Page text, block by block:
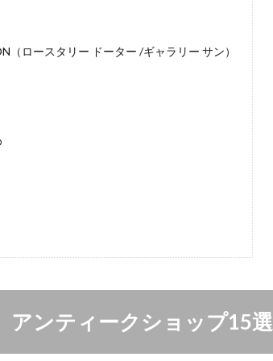
（ロースタリー ドーター /ギャラリー サン）
アンティークショップ15選